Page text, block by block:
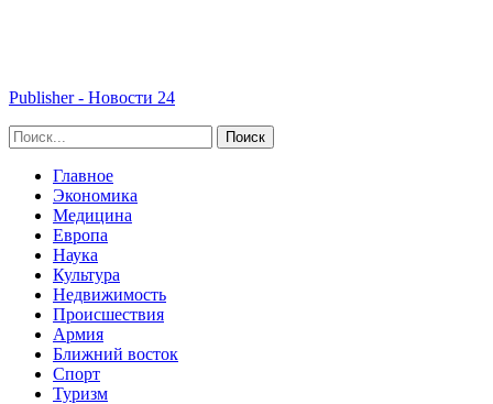
Publisher - Новости 24
Главное
Экономика
Медицина
Европа
Наука
Культура
Недвижимость
Происшествия
Армия
Ближний восток
Спорт
Туризм